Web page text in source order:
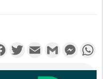
FacebookTwitterEmail Gmail